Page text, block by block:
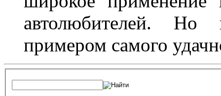
автолюбителей. Но
примером самого